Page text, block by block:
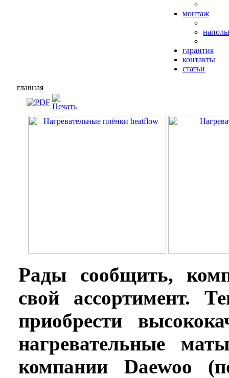
монтаж
гарантия
контакты
статьи
главная
Рады сообщить,
свой ассортимент.
приобрести
нагревательные
компании Daewoo